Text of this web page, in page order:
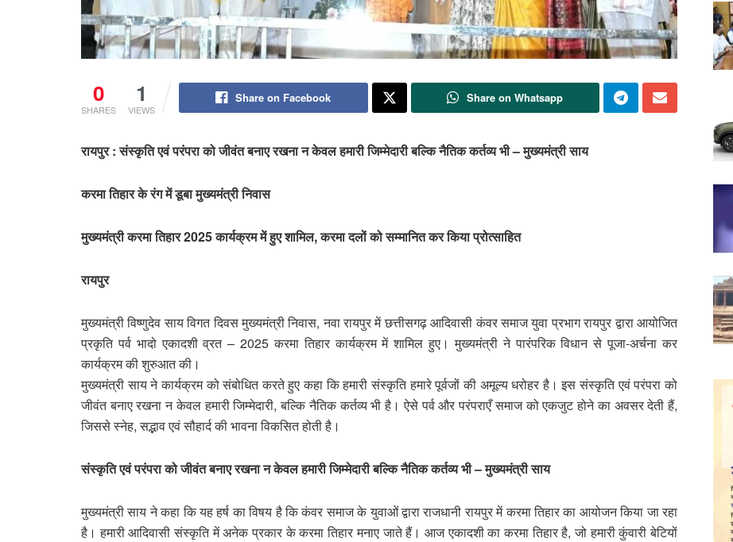
0
SHARES
1
VIEWS
Share on Facebook Share on Whatsapp
रायपुर : संस्कृति एवं परंपरा को जीवंत बनाए रखना न केवल हमारी जिम्मेदारी बल्कि नैतिक कर्तव्य भी – मुख्यमंत्री साय
करमा तिहार के रंग में डूबा मुख्यमंत्री निवास
मुख्यमंत्री करमा तिहार 2025 कार्यक्रम में हुए शामिल, करमा दलों को सम्मानित कर किया प्रोत्साहित
रायपुर
मुख्यमंत्री विष्णुदेव साय विगत दिवस मुख्यमंत्री निवास, नवा रायपुर में छत्तीसगढ़ आदिवासी कंवर समाज युवा प्रभाग रायपुर द्वारा आयोजित
प्रकृति पर्व भादो एकादशी व्रत – 2025 करमा तिहार कार्यक्रम में शामिल हुए। मुख्यमंत्री ने पारंपरिक विधान से पूजा-अर्चना कर
कार्यक्रम की शुरुआत की।
मुख्यमंत्री साय ने कार्यक्रम को संबोधित करते हुए कहा कि हमारी संस्कृति हमारे पूर्वजों की अमूल्य धरोहर है। इस संस्कृति एवं परंपरा को
जीवंत बनाए रखना न केवल हमारी जिम्मेदारी, बल्कि नैतिक कर्तव्य भी है। ऐसे पर्व और परंपराएँ समाज को एकजुट होने का अवसर देती हैं,
जिससे स्नेह, सद्भाव एवं सौहार्द की भावना विकसित होती है।
संस्कृति एवं परंपरा को जीवंत बनाए रखना न केवल हमारी जिम्मेदारी बल्कि नैतिक कर्तव्य भी – मुख्यमंत्री साय
मुख्यमंत्री साय ने कहा कि यह हर्ष का विषय है कि कंवर समाज के युवाओं द्वारा राजधानी रायपुर में करमा तिहार का आयोजन किया जा रहा
है। हमारी आदिवासी संस्कृति में अनेक प्रकार के करमा तिहार मनाए जाते हैं। आज एकादशी का करमा तिहार है, जो हमारी कुंवारी बेटियों